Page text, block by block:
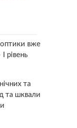
вже
рівень
та
та шквали